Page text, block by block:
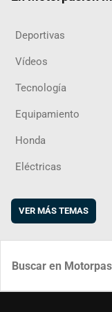
Deportivas
Vídeos
Tecnología
Equipamiento
Honda
Eléctricas
VER MÁS TEMAS